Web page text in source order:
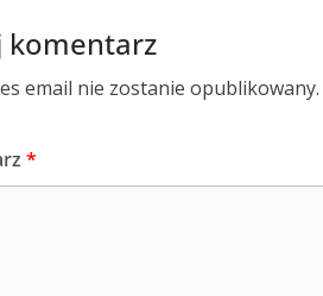
komentarz
email nie zostanie opublikowany.
*